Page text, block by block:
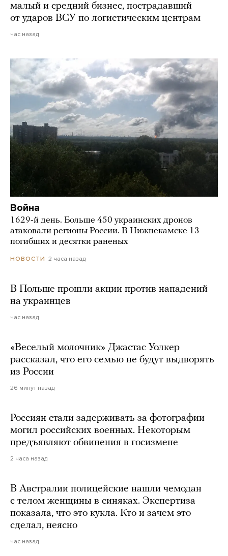
малый и средний бизнес, пострадавший
от ударов ВСУ по логистическим центрам
час назад
Война
1629-й день. Больше 450 украинских дронов
атаковали регионы России. В Нижнекамске 13
погибших и десятки раненых
НОВОСТИ 2 часа назад
В Польше прошли акции против нападений
на украинцев
час назад
«Веселый молочник» Джастас Уолкер
рассказал, что его семью не будут выдворять
из России
26 минут назад
Россиян стали задерживать за фотографии
могил российских военных. Некоторым
предъявляют обвинения в госизмене
2 часа назад
В Австралии полицейские нашли чемодан
с телом женщины в синяках. Экспертиза
показала, что это кукла. Кто и зачем это
сделал, неясно
час назад